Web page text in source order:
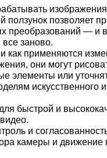
ползунок позволяет
преобразований — и
все заново.
как применяются
они могут
элементы или
искусственного
быстрой и
и
камеры и